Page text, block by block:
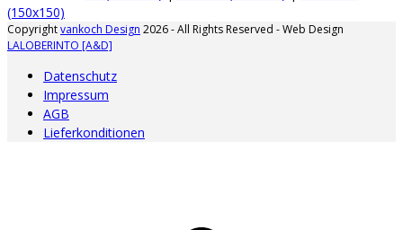
(150x150)
Copyrightvankoch Design 2026 - All Rights Reserved - Web Design
LALOBERINTO [A&D]
Datenschutz
Impressum
AGB
Lieferkonditionen